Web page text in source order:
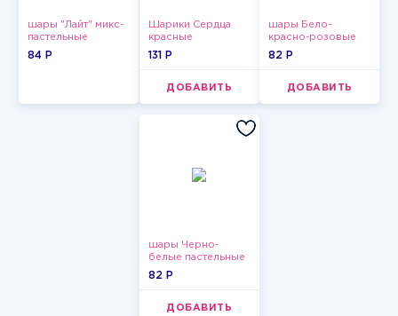
шары "Лайт" микс-
пастельные
84 P
Шарики Сердца
красные
131 P
ДОБАВИТЬ
шары Бело-
красно-розовые
пастельные
82 P
ДОБАВИТЬ
шары Черно-
белые пастельные
82 P
ДОБАВИТЬ